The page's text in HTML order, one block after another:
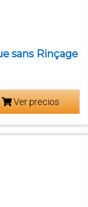
sans Rinçage
Ver precios